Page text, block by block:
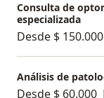
Consulta de
especializada
Desde $ 150.000
Análisis de
Desde $ 60.000